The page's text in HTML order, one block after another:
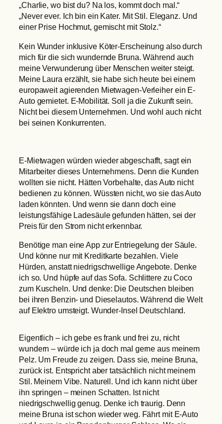
„Charlie, wo bist du? Na los, kommt doch mal.“
„Never ever. Ich bin ein Kater. Mit Stil. Eleganz. Und
einer Prise Hochmut, gemischt mit Stolz.“
Kein Wunder inklusive Köter-Erscheinung also durch
mich für die sich wundernde Bruna. Während auch
meine Verwunderung über Menschen weiter steigt.
Meine Laura erzählt, sie habe sich heute bei einem
europaweit agierenden Mietwagen-Verleiher ein E-
Auto gemietet. E-Mobilität. Soll ja die Zukunft sein.
Nicht bei diesem Unternehmen. Und wohl auch nicht
bei seinen Konkurrenten.
E-Mietwagen würden wieder abgeschafft, sagt ein
Mitarbeiter dieses Unternehmens. Denn die Kunden
wollten sie nicht. Hätten Vorbehalte, das Auto nicht
bedienen zu können. Wüssten nicht, wo sie das Auto
laden könnten. Und wenn sie dann doch eine
leistungsfähige Ladesäule gefunden hätten, sei der
Preis für den Strom nicht erkennbar.
Benötige man eine App zur Entriegelung der Säule.
Und könne nur mit Kreditkarte bezahlen. Viele
Hürden, anstatt niedrigschwellige Angebote. Denke
ich so. Und hüpfe auf das Sofa. Schlittere zu Coco
zum Kuscheln. Und denke: Die Deutschen bleiben
bei ihren Benzin- und Dieselautos. Während die Welt
auf Elektro umsteigt. Wunder-Insel Deutschland.
Eigentlich – ich gebe es frank und frei zu, nicht
wundern – würde ich ja doch mal gerne aus meinem
Pelz. Um Freude zu zeigen. Dass sie, meine Bruna,
zurück ist. Entspricht aber tatsächlich nicht meinem
Stil. Meinem Vibe. Naturell. Und ich kann nicht über
ihn springen – meinen Schatten. Ist nicht
niedrigschwellig genug. Denke ich traurig. Denn
meine Bruna ist schon wieder weg. Fährt mit E-Auto